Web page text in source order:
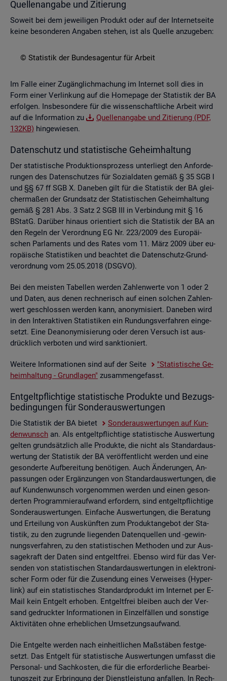
Quel­len­an­ga­be und Zi­tie­rung
So­weit bei dem je­wei­li­gen Pro­dukt oder auf der In­ter­net­sei­te
keine be­son­de­ren An­ga­ben ste­hen, ist als Quel­le an­zu­ge­ben:
© Sta­tis­tik der Bun­des­agen­tur für Ar­beit
Im Falle einer Zu­gäng­lich­ma­chung im In­ter­net soll dies in
Form einer Ver­lin­kung auf die Home­page der Sta­tis­tik der BA
er­fol­gen. Ins­be­son­de­re für die wis­sen­schaft­li­che Ar­beit wird
auf die In­for­ma­ti­on zu
Quel­len­an­ga­be und Zi­tie­rung (PDF,
132KB) hin­ge­wie­sen.
Da­ten­schutz und sta­tis­ti­sche Ge­heim­hal­tung
Der sta­tis­ti­sche Pro­duk­ti­ons­pro­zess un­ter­liegt den An­for­de­
run­gen des Da­ten­schut­zes für So­zi­al­da­ten gemäß § 35 SGB I
und §§ 67 ff SGB X. Da­ne­ben gilt für die Sta­tis­tik der BA glei­
cher­ma­ßen der Grund­satz der Sta­tis­ti­schen Ge­heim­hal­tung
gemäß § 281 Abs. 3 Satz 2 SGB III in Ver­bin­dung mit § 16
BStatG. Dar­über hin­aus ori­en­tiert sich die Sta­tis­tik der BA an
den Re­geln der Ver­ord­nung EG Nr. 223/2009 des Eu­ro­päi­
schen Par­la­ments und des Rates vom 11. März 2009 über eu­
ro­päi­sche Sta­tis­ti­ken und be­ach­tet die Da­ten­schutz-Grund­
ver­ord­nung vom 25.05.2018 (DSGVO).
Bei den meis­ten Ta­bel­len wer­den Zah­len­wer­te von 1 oder 2
und Daten, aus denen rech­ne­risch auf einen sol­chen Zah­len­
wert ge­schlos­sen wer­den kann, an­ony­mi­siert. Da­ne­ben wird
in den In­ter­ak­ti­ven Sta­tis­ti­ken ein Run­dungs­ver­fah­ren ein­ge­
setzt. Eine De­an­ony­mi­sie­rung oder deren Ver­such ist aus­
drück­lich ver­bo­ten und wird sank­tio­niert.
Wei­te­re In­for­ma­tio­nen sind auf der Seite
"Sta­tis­ti­sche Ge­
heim­hal­tung - Grund­la­gen" zu­sam­men­ge­fasst.
Ent­gelt­pflich­ti­ge sta­tis­ti­sche Pro­duk­te und Be­zugs­
be­din­gun­gen für Son­der­aus­wer­tun­gen
Die Sta­tis­tik der BA bie­tet
Son­der­aus­wer­tun­gen auf Kun­
den­wunsch an. Als ent­gelt­pflich­ti­ge sta­tis­ti­sche Aus­wer­tung
gel­ten grund­sätz­lich alle Pro­duk­te, die nicht als Stan­dard­aus­
wer­tung der Sta­tis­tik der BA ver­öf­fent­licht wer­den und eine
ge­son­der­te Auf­be­rei­tung be­nö­ti­gen. Auch Än­de­run­gen, An­
pas­sun­gen oder Er­gän­zun­gen von Stan­dard­aus­wer­tun­gen, die
auf Kun­den­wunsch vor­ge­nom­men wer­den und einen ge­son­
der­ten Pro­gram­mier­auf­wand er­for­dern, sind ent­gelt­pflich­ti­ge
Son­der­aus­wer­tun­gen. Ein­fa­che Aus­wer­tun­gen, die Be­ra­tung
und Er­tei­lung von Aus­künf­ten zum Pro­dukt­an­ge­bot der Sta­
tis­tik, zu den zu­grun­de lie­gen­den Da­ten­quel­len und -ge­win­
nungs­ver­fah­ren, zu den sta­tis­ti­schen Me­tho­den und zur Aus­
sa­ge­kraft der Daten sind ent­gelt­frei. Eben­so wird für das Ver­
sen­den von sta­tis­ti­schen Stan­dard­aus­wer­tun­gen in elek­tro­ni­
scher Form oder für die Zu­sen­dung eines Ver­wei­ses (Hy­per­
link) auf ein sta­tis­ti­sches Stan­dard­pro­dukt im In­ter­net per E-
Mail kein Ent­gelt er­ho­ben. Ent­gelt­frei blei­ben auch der Ver­
sand ge­druck­ter In­for­ma­tio­nen in Ein­zel­fäl­len und sons­ti­ge
Ak­ti­vi­tä­ten ohne er­heb­li­chen Um­set­zungs­auf­wand.
Die Ent­gel­te wer­den nach ein­heit­li­chen Maß­stä­ben fest­ge­
setzt. Das Ent­gelt für sta­tis­ti­sche Aus­wer­tun­gen um­fasst die
Per­so­nal- und Sach­kos­ten, die für die er­for­der­li­che Be­ar­bei­
tungs­zeit zur Er­brin­gung der Dienst­leis­tung an­fal­len. In Rech­